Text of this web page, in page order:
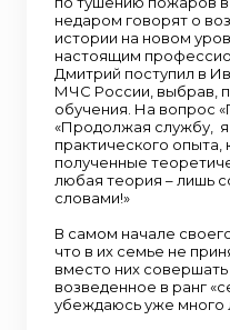
недаром говорят о
истории на новом
настоящим
Дмитрий поступил в
МЧС России, выбрав,
обучения. На вопрос
«Продолжая службу,
практического
полученные
любая теория – лишь
словами!»
В самом начале
что в их семье не
вместо них совершать
возведенное в ранг
убеждаюсь уже много